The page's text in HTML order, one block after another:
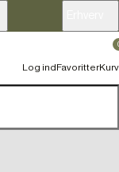
Log indFavoritterKurv